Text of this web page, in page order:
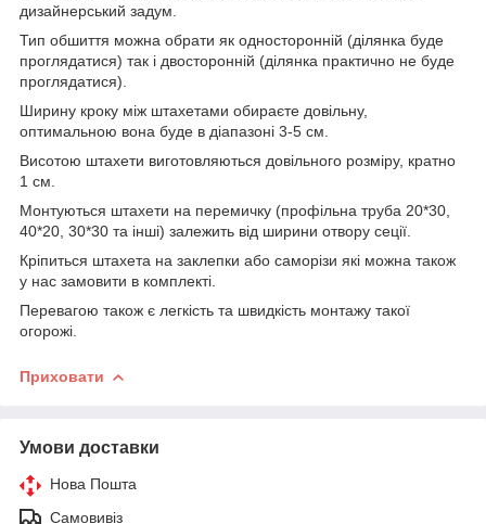
дизайнерський задум.
Тип обшиття можна обрати як односторонній (ділянка буде
проглядатися) так і двосторонній (ділянка практично не буде
проглядатися).
Ширину кроку між штахетами обираєте довільну,
оптимальною вона буде в діапазоні 3-5 см.
Висотою штахети виготовляються довільного розміру, кратно
1 см.
Монтуються штахети на перемичку (профільна труба 20*30,
40*20, 30*30 та інші) залежить від ширини отвору сеції.
Кріпиться штахета на заклепки або саморізи які можна також
у нас замовити в комплекті.
Перевагою також є легкість та швидкість монтажу такої
огорожі.
Приховати
Умови доставки
Нова Пошта
Самовивіз